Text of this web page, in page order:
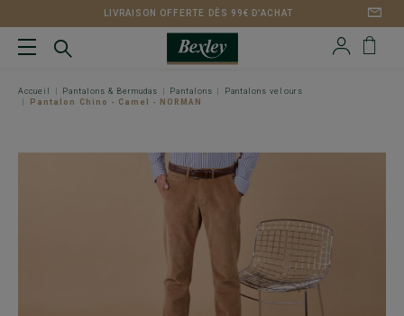
LIVRAISON OFFERTE DÈS 99€ D'ACHAT
Accueil Pantalons & Bermudas Pantalons
Pantalons velours
Pantalon Chino - Camel - NORMAN